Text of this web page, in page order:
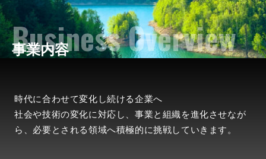
Business Overview
事業内容
時代に合わせて変化し続ける企業へ
社会や技術の変化に対応し、事業と組織を進化させなが
ら、必要とされる領域へ積極的に挑戦していきます。